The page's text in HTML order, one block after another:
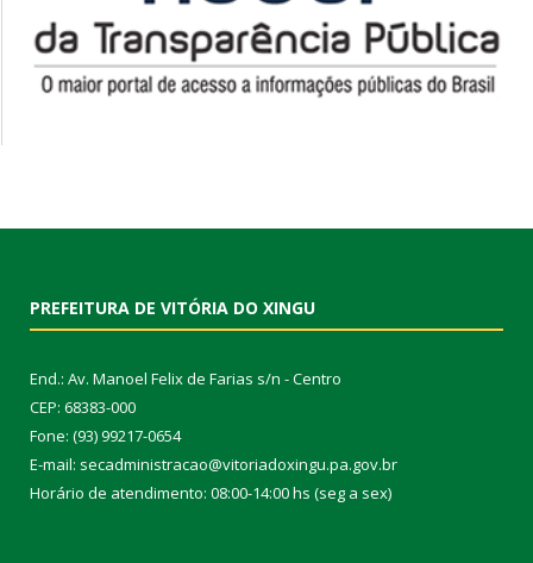
PREFEITURA DE VITÓRIA DO XINGU
End.: Av. Manoel Felix de Farias s/n - Centro
CEP: 68383-000
Fone: (93) 99217-0654
E-mail: secadministracao@vitoriadoxingu.pa.gov.br
Horário de atendimento: 08:00-14:00 hs (seg a sex)